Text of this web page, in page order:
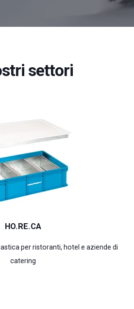
settori
HO.RE.CA
per ristoranti, hotel e aziende di
catering